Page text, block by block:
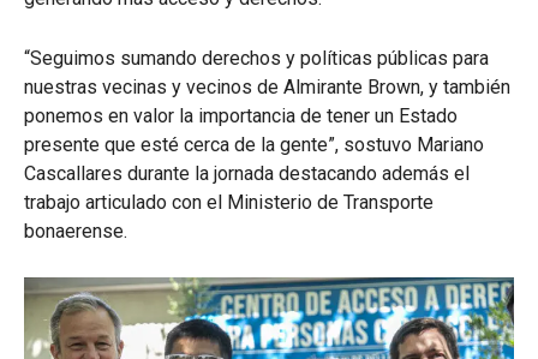
“Seguimos sumando derechos y políticas públicas para
nuestras vecinas y vecinos de Almirante Brown, y también
ponemos en valor la importancia de tener un Estado
presente que esté cerca de la gente”, sostuvo Mariano
Cascallares durante la jornada destacando además el
trabajo articulado con el Ministerio de Transporte
bonaerense.